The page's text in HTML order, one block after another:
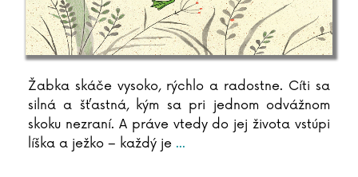
Žabka skáče vysoko, rýchlo a radostne. Cíti sa
silná a šťastná, kým sa pri jednom odvážnom
skoku nezraní. A práve vtedy do jej života vstúpi
líška a ježko – každý je ...